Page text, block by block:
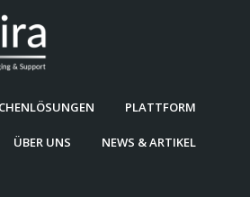
PLATTFORM
ÜBER UNS NEWS & ARTIKEL